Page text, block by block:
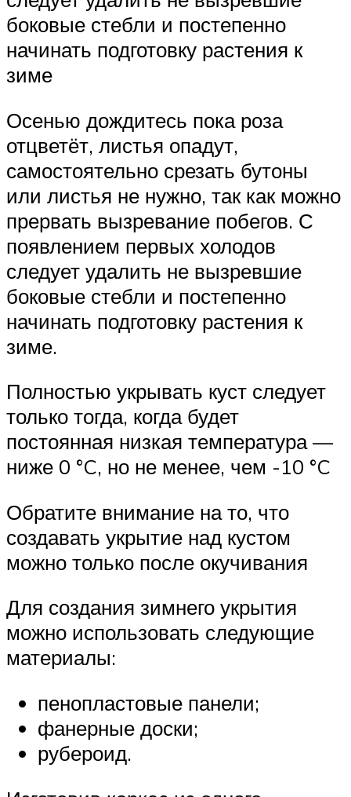
боковые стебли и постепенно
начинать подготовку растения к
зиме
Осенью дождитесь пока роза
отцветёт, листья опадут,
самостоятельно срезать бутоны
или листья не нужно, так как можно
прервать вызревание побегов. С
появлением первых холодов
следует удалить не вызревшие
боковые стебли и постепенно
начинать подготовку растения к
зиме.
Полностью укрывать куст следует
только тогда, когда будет
постоянная низкая температура —
ниже 0 °C, но не менее, чем -10 °C
Обратите внимание на то, что
создавать укрытие над кустом
можно только после окучивания
Для создания зимнего укрытия
можно использовать следующие
материалы:
пенопластовые панели;
фанерные доски;
рубероид.